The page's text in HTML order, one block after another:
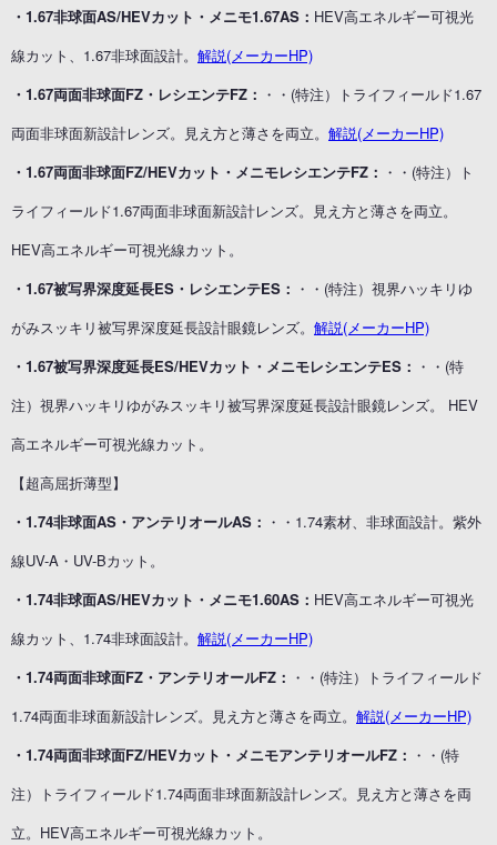
・1.67非球面AS/HEVカット・メニモ1.67AS： HEV高エネルギー可視光
線カット、1.67非球面設計。 解説(メーカーHP)
・1.67両面非球面FZ・レシエンテFZ： ・・(特注）トライフィールド1.67
両面非球面新設計レンズ。見え方と薄さを両立。 解説(メーカーHP)
・1.67両面非球面FZ/HEVカット・メニモレシエンテFZ： ・・(特注）ト
ライフィールド1.67両面非球面新設計レンズ。見え方と薄さを両立。
HEV高エネルギー可視光線カット。
・1.67被写界深度延長ES・レシエンテES： ・・(特注）視界ハッキリゆ
がみスッキリ被写界深度延長設計眼鏡レンズ。 解説(メーカーHP)
・1.67被写界深度延長ES/HEVカット・メニモレシエンテES： ・・(特
注）視界ハッキリゆがみスッキリ被写界深度延長設計眼鏡レンズ。 HEV
高エネルギー可視光線カット。
【超高屈折薄型】
・1.74非球面AS・アンテリオールAS： ・・1.74素材、非球面設計。紫外
線UV-A・UV-Bカット。
・1.74非球面AS/HEVカット・メニモ1.60AS： HEV高エネルギー可視光
線カット、1.74非球面設計。 解説(メーカーHP)
・1.74両面非球面FZ・アンテリオールFZ： ・・(特注）トライフィールド
1.74両面非球面新設計レンズ。見え方と薄さを両立。 解説(メーカーHP)
・1.74両面非球面FZ/HEVカット・メニモアンテリオールFZ： ・・(特
注）トライフィールド1.74両面非球面新設計レンズ。見え方と薄さを両
立。HEV高エネルギー可視光線カット。